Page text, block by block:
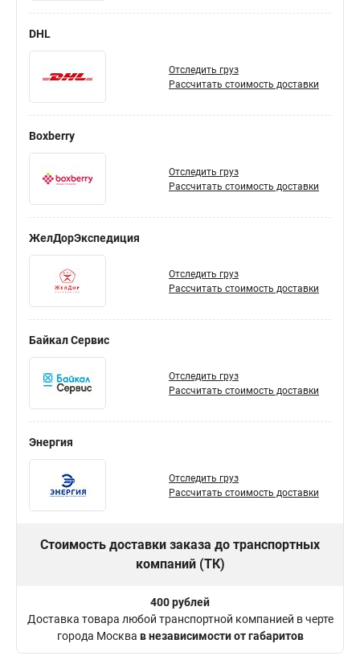
DHL
Рассчитать стоимость доставки
Отследить груз
Boxberry
Рассчитать стоимость доставки
Отследить груз
ЖелДорЭкспедиция
Рассчитать стоимость доставки
Отследить груз
Байкал Сервис
Рассчитать стоимость доставки
Отследить груз
Энергия
Рассчитать стоимость доставки
Отследить груз
Стоимость доставки заказа до транспортных
компаний (ТК)
400 рублей
Доставка товара любой транспортной компанией в черте
города Москва в независимости от габаритов